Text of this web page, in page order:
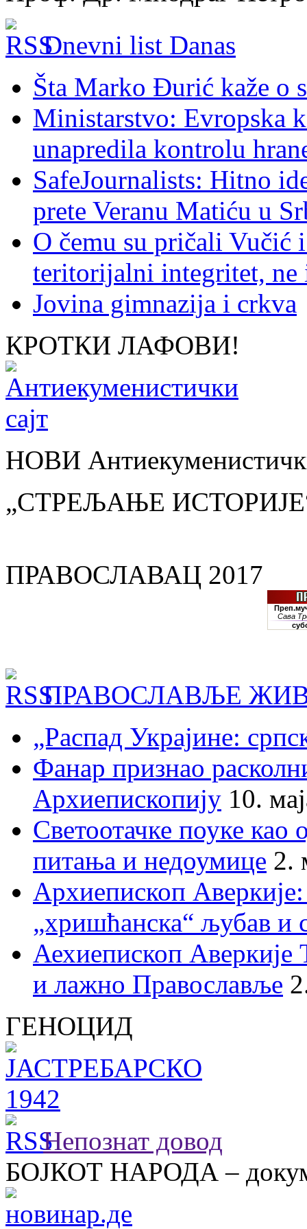
Dnevni list Danas
Šta Marko Đurić kaže o
Ministarstvo: Evropska
unapredila kontrolu
SafeJournalists: Hitno
prete Veranu Matiću u
O čemu su pričali Vučić
teritorijalni integritet, ne
Jovina gimnazija i crkva
КРОТКИ ЛАФОВИ!
НОВИ
„СТРЕЉАЊЕ
ПРАВОСЛАВАЦ 2017
ПРАВОСЛАВЉЕ
„Распад Украјине:
Фанар признао
Архиепископију 10.
Светоотачке поуке као
питања и недоумице 2.
Архиепископ
„хришћанска“ љубав и
Аехиепископ
и лажно Православље
ГЕНОЦИД
Непознат довод
БОЈКОТ НАРОДА –